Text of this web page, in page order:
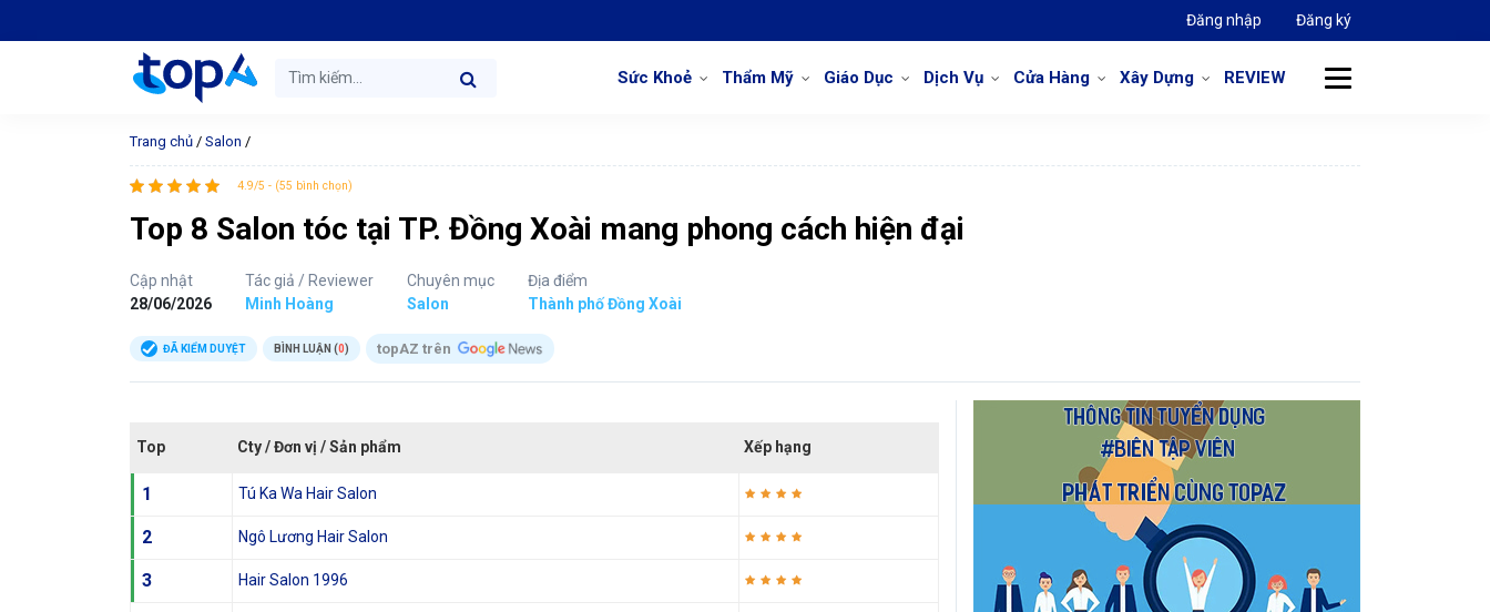
Đăng nhập Đăng ký
Sức Khoẻ Thẩm Mỹ Giáo Dục Dịch Vụ Cửa Hàng Xây Dựng REVIEW
Trang chủ / Salon /
4.9/5 - (55 bình chọn)
Top 8 Salon tóc tại TP. Đồng Xoài mang phong cách hiện đại
Cập nhật
28/06/2026
Tác giả / Reviewer
Minh Hoàng
Chuyên mục
Salon
Địa điểm
Thành phố Đồng Xoài
ĐÃ KIỂM DUYỆT BÌNH LUẬN (0) topAZ trên
Top Cty / Đơn vị / Sản phẩm Xếp hạng
1 Tú Ka Wa Hair Salon
2 Ngô Lương Hair Salon
3 Hair Salon 1996